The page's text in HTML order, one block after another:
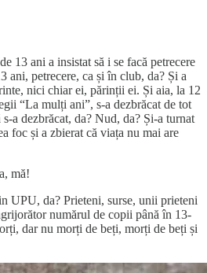
13 ani a insistat să i se facă petrecere
ani, petrecere, ca și în club, da? Și a
nici chiar ei, părinții ei. Și aia, la 12
“La mulți ani”, s-a dezbrăcat de tot
a dezbrăcat, da? Nud, da? Și-a turnat
foc și a zbierat că viața nu mai are
mă!
UPU, da? Prieteni, surse, unii prieteni
numărul de copii până în 13-
dar nu morți de beți, morți de beți și